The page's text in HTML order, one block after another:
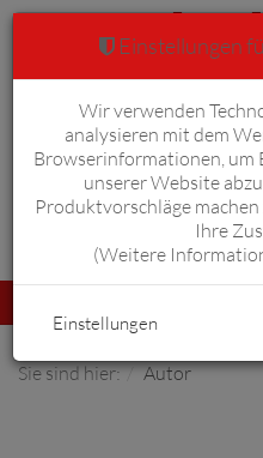
Anmelden
umschalten
Sie sind hier: Autor
Einstellungen
Wir verwenden
analysieren mit dem
Browserinformationen, um
unserer Website
Produktvorschläge
Ihre
(Weitere
Einstellungen